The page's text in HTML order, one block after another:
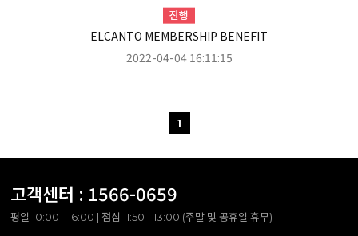
ELCANTO MEMBERSHIP BENEFIT
2022-04-04 16:11:15
1
고객센터 : 1566-0659
평일 10:00 - 16:00 | 점심 11:50 - 13:00 (주말 및 공휴일 휴무)